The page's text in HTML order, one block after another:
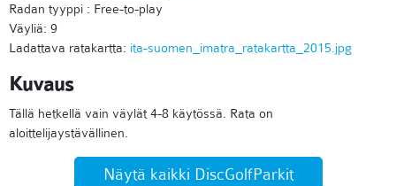
Radan tyyppi : Free-to-play
Väyliä: 9
Ladattava ratakartta: ita-suomen_imatra_ratakartta_2015.jpg
Kuvaus
Tällä hetkellä vain väylät 4-8 käytössä. Rata on
aloittelijaystävällinen.
Näytä kaikki DiscGolfParkit